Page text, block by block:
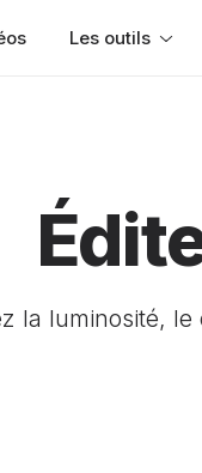
Les outils
la luminosité,